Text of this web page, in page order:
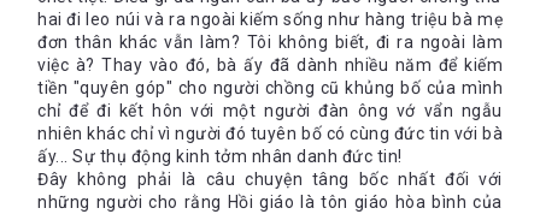
lực bảo vệ những đứa con khỏi những sự thật khủng khiếp về
tội ác của cha chúng.
“Cuộc sống của mẹ từ bình thường bỗng trở nên điên rồ,
từ riêng tư trở thành bị nhòm ngó, phải trốn tránh truyền
thông, phải liên quan đến chính phủ, đến FBI, đến cảnh
sát, đến luật sư, đến những hoạt động tôn giáo. Như thể
một giới hạn đã bị vượt qua vậy. Mẹ bước ra ranh giới ấy,
và sống một cuộc đời hoàn toàn khác. Mẹ không biết
hai đi leo núi và ra ngoài kiếm sống như hàng triệu bà mẹ
đơn thân khác vẫn làm? Tôi không biết, đi ra ngoài làm
việc à? Thay vào đó, bà ấy đã dành nhiều năm để kiếm
tiền "quyên góp" cho người chồng cũ khủng bố của mình
chỉ để đi kết hôn với một người đàn ông vớ vẩn ngẫu
nhiên khác chỉ vì người đó tuyên bố có cùng đức tin với bà
ấy... Sự thụ động kinh tởm nhân danh đức tin!
Đây không phải là câu chuyện tâng bốc nhất đối với
những người cho rằng Hồi giáo là tôn giáo hòa bình của